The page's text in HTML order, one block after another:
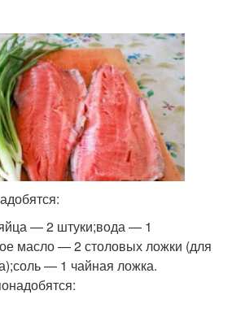
— 2 штуки;вода — 1
масло — 2 столовых ложки (для
— 1 чайная ложка.